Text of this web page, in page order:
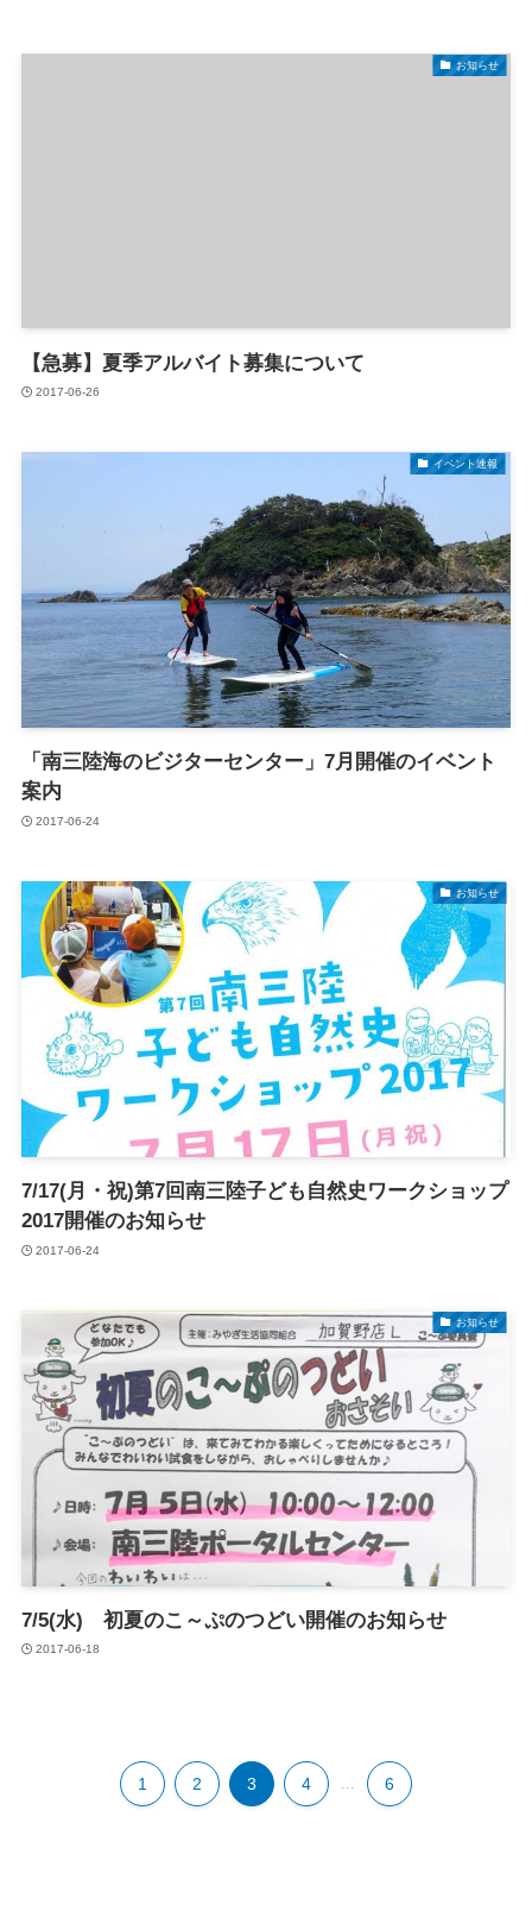
お知らせ
【急募】夏季アルバイト募集について
2017-06-26
イベント速報
「南三陸海のビジターセンター」7月開催のイベント
案内
2017-06-24
お知らせ
7/17(月・祝)第7回南三陸子ども自然史ワークショップ
2017開催のお知らせ
2017-06-24
お知らせ
7/5(水) 初夏のこ～ぷのつどい開催のお知らせ
2017-06-18
1 2 3 4 6